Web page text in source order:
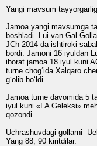
Yangi mavsum
Jamoa yangi mavsumga
boshladi. Lui van Gal
JCh 2014 da ishtiroki
bordi. Jamoni 16 iyuldan
iborat jamoa 18 iyul kuni
turne chog‘ida Xalqaro
g‘olib bo‘ldi.
Jamoa turne davomida 5
iyul kuni «LA Geleksi»
qozondi.
Uchrashuvdagi gollarni
Yang 88, 90 kiritdilar.